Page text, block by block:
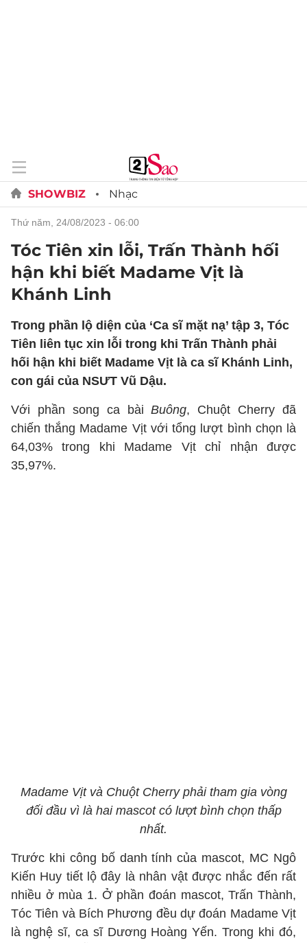
SHOWBIZ Nhạc
thứ năm, 24/08/2023 - 06:00
Tóc Tiên xin lỗi, Trấn Thành hối
hận khi biết Madame Vịt là
Khánh Linh
Trong phần lộ diện của ‘Ca sĩ mặt nạ’ tập 3, Tóc
Tiên liên tục xin lỗi trong khi Trấn Thành phải
hối hận khi biết Madame Vịt là ca sĩ Khánh Linh,
con gái của NSƯT Vũ Dậu.
Với phần song ca bàiBuông, Chuột Cherry đã
chiến thắng Madame Vịt với tổng lượt bình chọn là
64,03% trong khi Madame Vịt chỉ nhận được
35,97%.
Madame Vịt và Chuột Cherry phải tham gia vòng
đối đầu vì là hai mascot có lượt bình chọn thấp
nhất.
Trước khi công bố danh tính của mascot, MC Ngô
Kiến Huy tiết lộ đây là nhân vật được nhắc đến rất
nhiều ở mùa 1. Ở phần đoán mascot, Trấn Thành,
Tóc Tiên và Bích Phương đều dự đoán Madame Vịt
là nghệ sĩ, ca sĩ Dương Hoàng Yến. Trong khi đó,